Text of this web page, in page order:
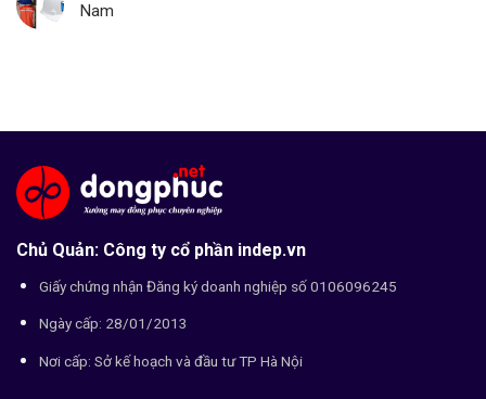
Nam
Chủ Quản: Công ty cổ phần indep.vn
Giấy chứng nhận Đăng ký doanh nghiệp số 0106096245
Ngày cấp: 28/01/2013
Nơi cấp: Sở kế hoạch và đầu tư TP Hà Nội